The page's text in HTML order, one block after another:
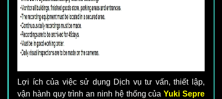
Lợi ích của việc sử dụng Dịch vụ tư vấn, thiết lập,
vận hành quy trình an ninh hệ thống củaYuki Sepre